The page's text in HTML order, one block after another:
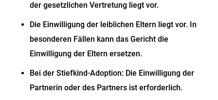
der gesetzlichen Vertretung liegt vor.
Die Einwilligung der leiblichen Eltern liegt vor. In
besonderen Fällen kann das Gericht die
Einwilligung der Eltern ersetzen.
Bei der Stiefkind-Adoption: Die Einwilligung der
Partnerin oder des Partners ist erforderlich.